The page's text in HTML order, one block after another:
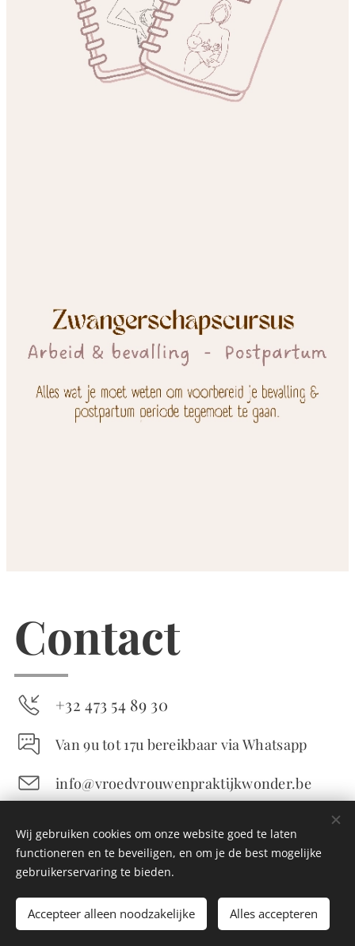
Contact
+32 473 54 89 30
Van 9u tot 17u bereikbaar via Whatsapp
info@vroedvrouwenpraktijkwonder.be
Wij gebruiken cookies om onze website goed te laten
functioneren en te beveiligen, en om je de best mogelijke
gebruikerservaring te bieden.
Accepteer alleen noodzakelijke Alles accepteren